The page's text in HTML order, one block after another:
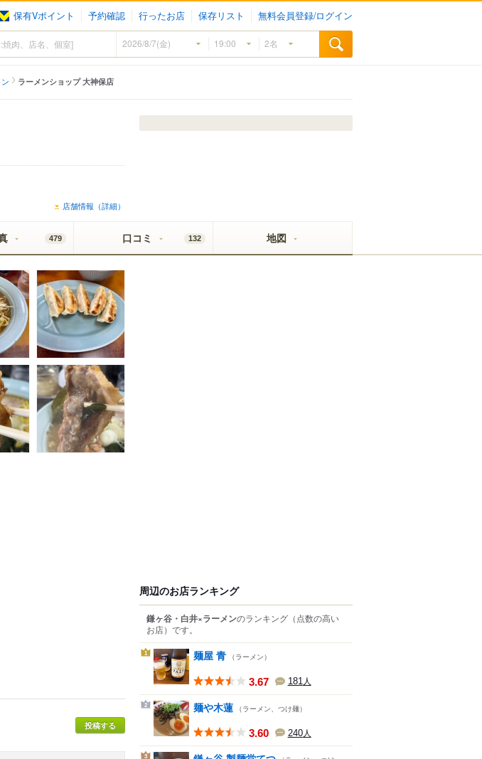
保有Vポイント 予約確認 行ったお店 保存リスト 無料会員登録/ログイン
ラーメンショップ 大神保店
店舗情報（詳細）
479 口コミ 132 地図
投稿する
周辺のお店ランキング
鎌ヶ谷・白井×ラーメンのランキング （点数の高い
お店） です。
1 麺屋 青 （ラーメン）
3.67 181人
2 麺や木蓮 （ラーメン、つけ麺）
3.60 240人
3